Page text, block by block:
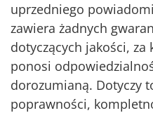
uprzedniego
zawiera żadnych
dotyczących jakości, za
ponosi
dorozumianą. Dotyczy
poprawności,